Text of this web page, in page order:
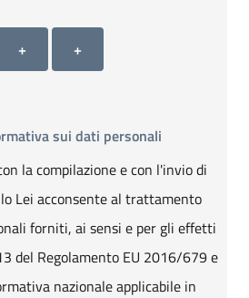
3
+
Allegato 4
+
sui dati personali
la compilazione e con l'invio di
Lei acconsente al trattamento
forniti, ai sensi e per gli effetti
del Regolamento EU 2016/679 e
nazionale applicabile in